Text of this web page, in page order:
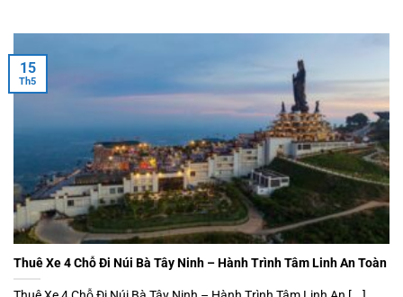
Thuê Xe 4 Chỗ Đi Núi Bà Tây Ninh – Hành Trình Tâm Linh An Toàn
15
Th5